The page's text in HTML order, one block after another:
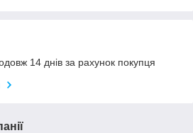
14 днів за рахунок покупця